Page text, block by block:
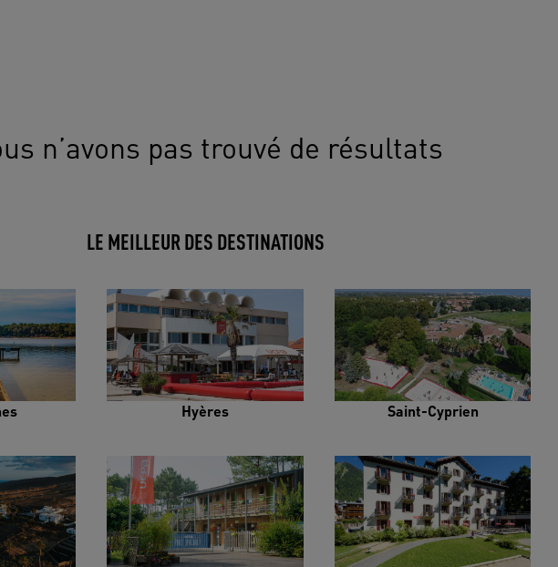
n’avons pas trouvé de résultats
LE MEILLEUR DES DESTINATIONS
Hyères Saint-Cyprien